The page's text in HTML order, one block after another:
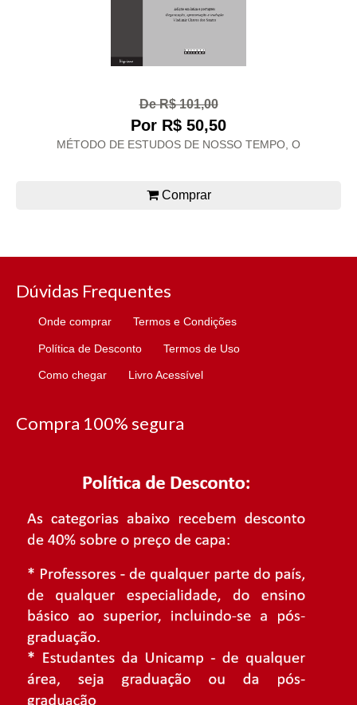
De R$ 101,00
Por R$ 50,50
MÉTODO DE ESTUDOS DE NOSSO TEMPO, O
Comprar
Dúvidas Frequentes
Onde comprar Termos e Condições
Política de Desconto Termos de Uso
Como chegar Livro Acessível
Compra 100% segura